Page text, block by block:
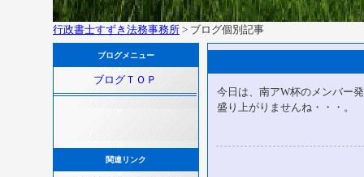
行政書士すずき法務事務所 > ブログ個別記事
ブログメニュー
ブログＴＯＰ
関連リンク
今日は、南アW杯のメンバー
盛り上がりませんね・・・。